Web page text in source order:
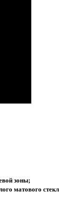
зоны;
матового